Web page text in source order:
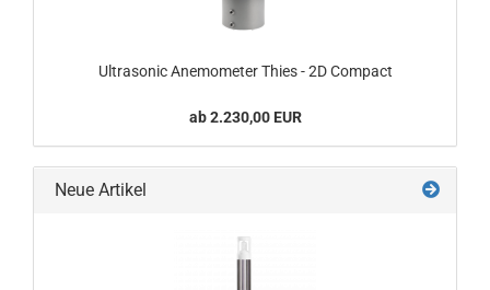
Ultrasonic Anemometer Thies - 2D Compact
ab 2.230,00 EUR
Neue Artikel